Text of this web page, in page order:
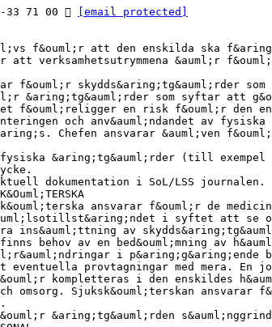
33 71 00 
[email protected]
f&ouml;r att den enskilda ska
verksamhetsutrymmena &auml;r
f&ouml;r skydds&aring;tg&auml;rder
&aring;tg&auml;rder som syftar att
f&ouml;religger en risk f&ouml;r den
och anv&auml;ndandet av
Chefen ansvarar &auml;ven
fysiska &aring;tg&auml;rder (till
dokumentation i SoL/LSS journalen.
ansvarar f&ouml;r de
i syftet att se
ins&auml;ttning av
behov av en bed&ouml;mning av
i p&aring;g&aring;ende
eventuella provtagningar med mera. En
kompletteras i den enskildes
omsorg. Sjuksk&ouml;terskan
&aring;tg&auml;rden